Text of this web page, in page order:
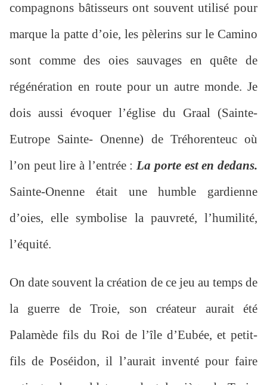
compagnons bâtisseurs ont souvent utilisé pour
marque la patte d’oie, les pèlerins sur le Camino
sont comme des oies sauvages en quête de
régénération en route pour un autre monde. Je
dois aussi évoquer l’église du Graal (Sainte-
Eutrope Sainte- Onenne) de Tréhorenteuc où
l’on peut lire à l’entrée :La porte est en dedans.
Sainte-Onenne était une humble gardienne
d’oies, elle symbolise la pauvreté, l’humilité,
l’équité.
On date souvent la création de ce jeu au temps de
la guerre de Troie, son créateur aurait été
Palamède fils du Roi de l’île d’Eubée, et petit-
fils de Poséidon, il l’aurait inventé pour faire